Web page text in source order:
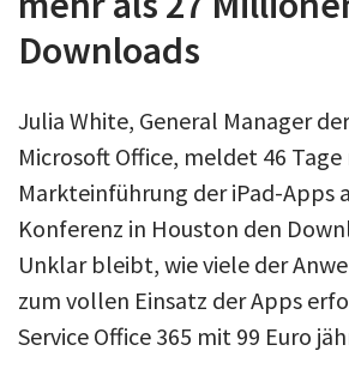
iPhone
iPad
Tests
Tipps
Magazine
Über uns
Downloads
Julia White, General Manager
Microsoft Office, meldet 46 Tage
Markteinführung der iPad-Apps
Konferenz in Houston den
Unklar bleibt, wie viele der
zum vollen Einsatz der Apps
Service Office 365 mit 99 Euro